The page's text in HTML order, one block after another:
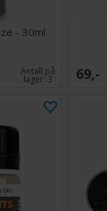
- 30ml
Antall på
lager:3 69,-